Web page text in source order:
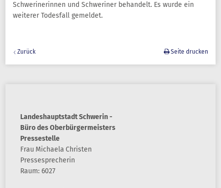
Schwerinerinnen und Schweriner behandelt. Es wurde ein
weiterer Todesfall gemeldet.
Zurück Seite drucken
Landeshauptstadt Schwerin -
Büro des Oberbürgermeisters
Pressestelle
Frau Michaela Christen
Pressesprecherin
Raum: 6027